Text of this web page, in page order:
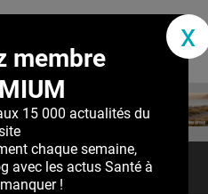
navigation
professionnels de santé
n’est pas une solution miracle
x
membre
15 000 actualités du
chaque semaine,
avec les actus Santé à
!